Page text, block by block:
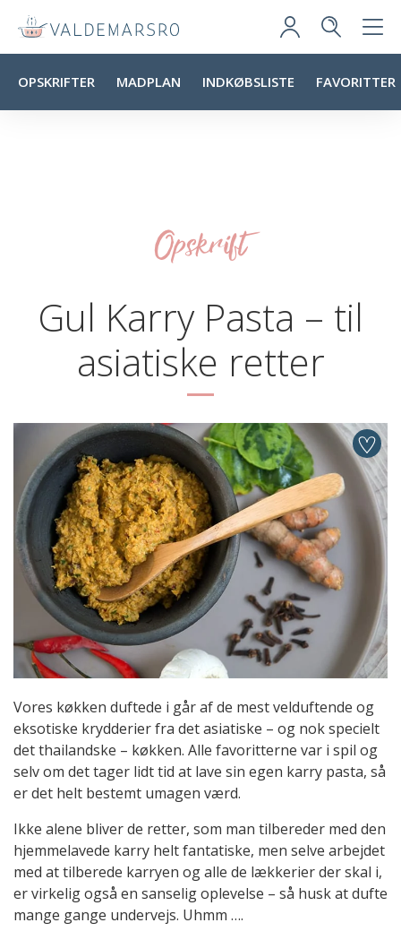
OPSKRIFTER MADPLAN INDKØBSLISTE FAVORITTER
Opskrift
Gul Karry Pasta – til
asiatiske retter
Vores køkken duftede i går af de mest velduftende og
eksotiske krydderier fra det asiatiske – og nok specielt
det thailandske – køkken. Alle favoritterne var i spil og
selv om det tager lidt tid at lave sin egen karry pasta, så
er det helt bestemt umagen værd.
Ikke alene bliver de retter, som man tilbereder med den
hjemmelavede karry helt fantatiske, men selve arbejdet
med at tilberede karryen og alle de lækkerier der skal i,
er virkelig også en sanselig oplevelse – så husk at dufte
mange gange undervejs. Uhmm ….